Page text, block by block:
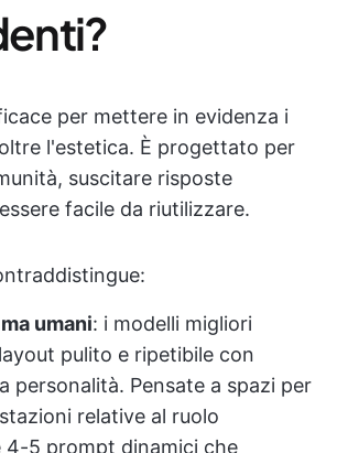
per mettere in evidenza i
l'estetica. È progettato per
suscitare risposte
facile da riutilizzare.
umani: i modelli migliori
pulito e ripetibile con
personalità. Pensate a spazi per
relative al ruolo
4-5 prompt dinamici che